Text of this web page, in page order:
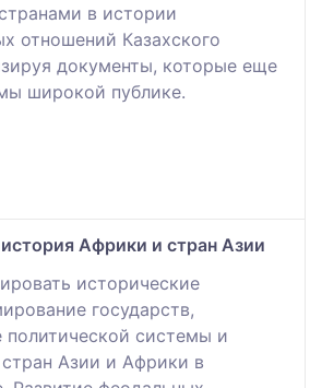
в истории
отношений Казахского
документы, которые еще
широкой публике.
Африки и стран Азии
исторические
государств,
системы и
Азии и Африки в